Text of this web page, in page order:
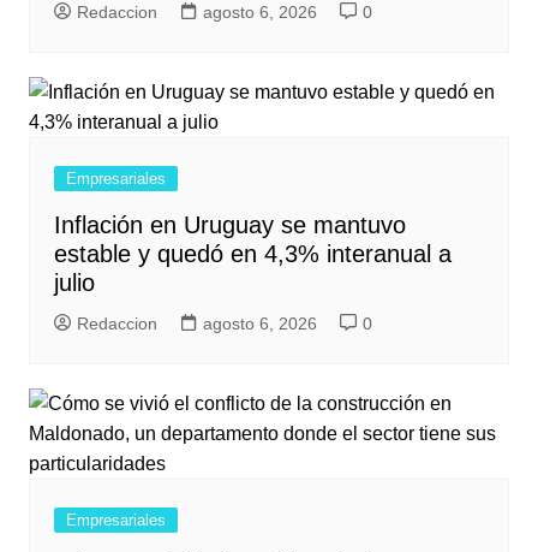
Redaccion agosto 6, 2026 0
Empresariales
Inflación en Uruguay se mantuvo
estable y quedó en 4,3% interanual a
julio
Redaccion agosto 6, 2026 0
Empresariales